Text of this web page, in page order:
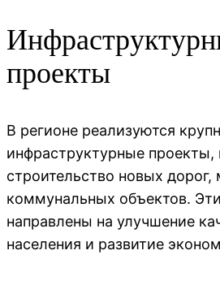
проекты
В регионе реализуются
инфраструктурные проекты,
строительство новых дорог,
коммунальных объектов.
направлены на улучшение
населения и развитие